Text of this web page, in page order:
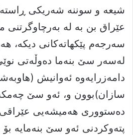
شیعە و سوننە شەریکى
عێراق بن بە لە بەرچاوگرتنى
سەرجەم پێکهاتەکانى دیکە،
لەسەر سێ بنەما دەوڵەتى
دامەزرایەوە ئەوانیش
سازان)بوون و، ئەو سێ
دەستوورى هەمیشەیى
پتەوکردنى ئەو سێ بنەمایە